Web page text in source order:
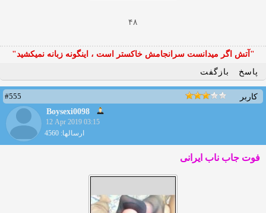
۴۸
"آتش اگر ميدانست سرانجامش خاكستر است ، اينگونه زبانه نميكشيد"
پاسخ
بازگفت
کاربر
#555
Boysexi0098
12 Apr 2019 03:15
ارسالها: 4560
فوت جاب ناب ایرانی